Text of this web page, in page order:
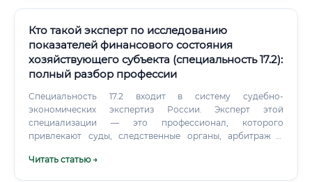
Кто такой эксперт по исследованию
показателей финансового состояния
хозяйствующего субъекта (специальность 17.2):
полный разбор профессии
Специальность 17.2 входит в систему судебно-
экономических экспертиз России. Эксперт этой
специализации — это профессионал, которого
привлекают суды, следственные органы, арбитраж и
реальном финансовом положении компании.
Читать статью →